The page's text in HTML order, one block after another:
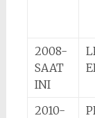
2008-
SAAT
INI
2010-